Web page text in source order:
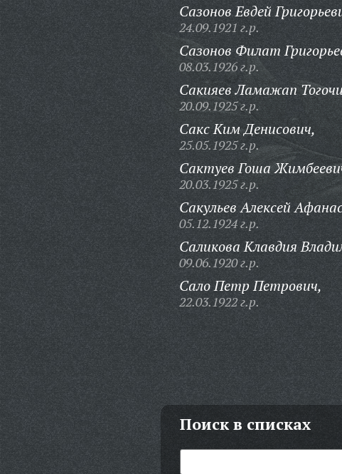
Сазонов Евдей
24.09.1921 г.р.
Сазонов Филат
08.03.1926 г.р.
Сакияев Ламажап
20.09.1925 г.р.
Сакс Ким Денисович,
25.05.1925 г.р.
Сактуев Гоша
20.03.1925 г.р.
Сакульев Алексей
05.12.1924 г.р.
Саликова Клавдия
09.06.1920 г.р.
Сало Петр Петрович,
22.03.1922 г.р.
Поиск в списках